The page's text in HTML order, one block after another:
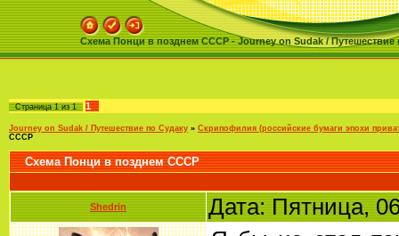
Схема Понци в позднем СССР - Journey on Sudak / Путешествие
Страница1из1 1
Journey on Sudak / Путешествие по Судаку » Скрипофилия (российские бумаги эпохи
СССР
Схема Понци в позднем СССР
Shedrin
Дата: Пятница,